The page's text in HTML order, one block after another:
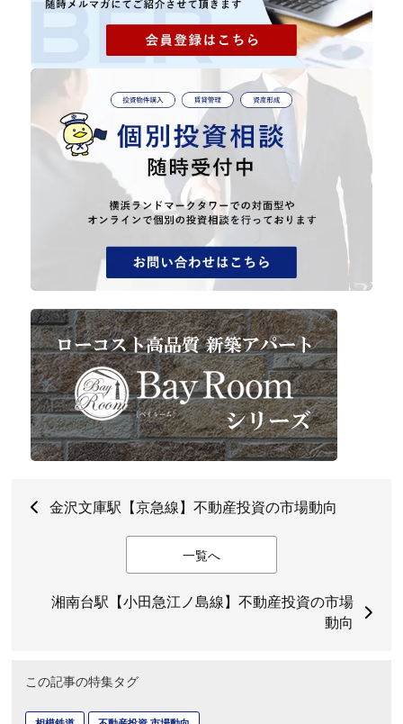
金沢文庫駅【京急線】不動産投資の市場動向
一覧へ
湘南台駅【小田急江ノ島線】不動産投資の市場
動向
この記事の特集タグ